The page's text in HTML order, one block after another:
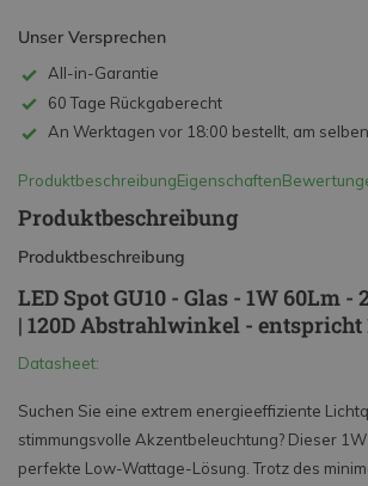
Unser Versprechen
All-in-Garantie
60 Tage Rückgaberecht
An Werktagen vor 18:00 bestellt, am
ProduktbeschreibungEigenschaften
Produktbeschreibung
Produktbeschreibung
LED Spot GU10 - Glas - 1W 60Lm
| 120D Abstrahlwinkel - entspricht
Datasheet:
Suchen Sie eine extrem energieeffiziente
stimmungsvolle Akzentbeleuchtung? Dieser 1W
perfekte Low-Wattage-Lösung. Trotz des